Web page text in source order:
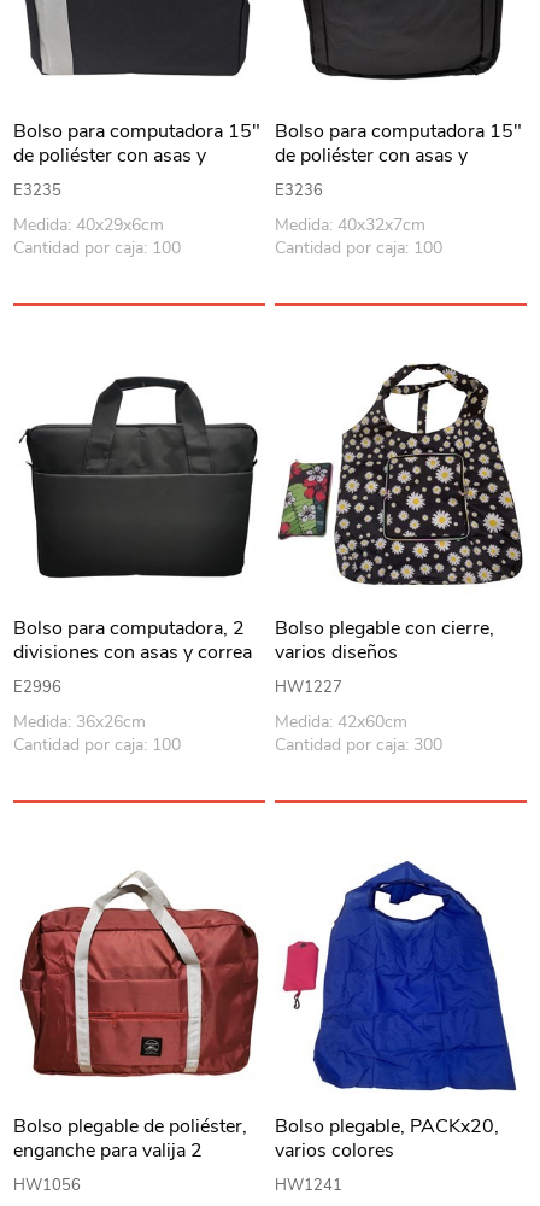
Bolso para computadora 15"
de poliéster con asas y
correa, enganche para valija,
bolsillo frontal 2 colores
E3235
Medida: 40x29x6cm
Cantidad por caja: 100
Bolso para computadora 15"
de poliéster con asas y
correa, enganche para valija,
bolsillo frontal, en bolsa
E3236
Medida: 40x32x7cm
Cantidad por caja: 100
Bolso para computadora, 2
divisiones con asas y correa
de poliéster
E2996
Medida: 36x26cm
Cantidad por caja: 100
Bolso plegable con cierre,
varios diseños
HW1227
Medida: 42x60cm
Cantidad por caja: 300
Bolso plegable de poliéster,
enganche para valija 2
colores
HW1056
Bolso plegable, PACKx20,
varios colores
HW1241